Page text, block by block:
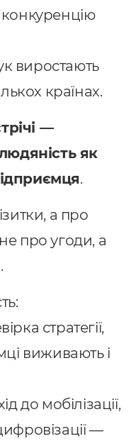
виростають
країнах.
—
як
.
а про
про угоди, а
стратегії,
виживають і
до мобілізації,
—